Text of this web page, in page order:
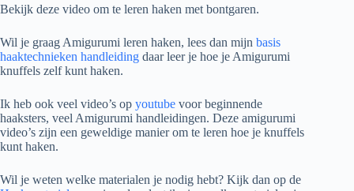
Bekijk deze video om te leren haken met bontgaren.
Wil je graag Amigurumi leren haken, lees dan mijn basis
haaktechnieken handleiding daar leer je hoe je Amigurumi
knuffels zelf kunt haken.
Ik heb ook veel video’s op youtube voor beginnende
haaksters, veel Amigurumi handleidingen. Deze amigurumi
video’s zijn een geweldige manier om te leren hoe je knuffels
kunt haken.
Wil je weten welke materialen je nodig hebt? Kijk dan op de